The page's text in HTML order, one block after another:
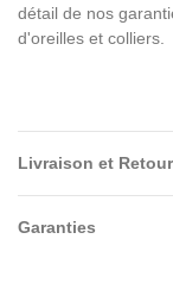
détail de nos
d'oreilles et colliers.
Livraison et
Garanties